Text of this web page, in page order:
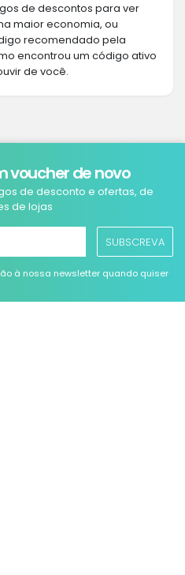
de descontos para ver
maior economia, ou
recomendado pela
encontrou um código ativo
de você.
voucher de novo
de desconto e ofertas, de
de lojas
SUBSCREVA
à nossa newsletter quando quiser